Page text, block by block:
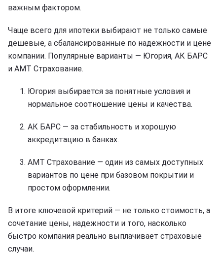
важным фактором.
Чаще всего для ипотеки выбирают не только самые
дешевые, а сбалансированные по надежности и цене
компании. Популярные варианты — Югория, АК БАРС
и АМТ Страхование.
Югория выбирается за понятные условия и
нормальное соотношение цены и качества.
АК БАРС — за стабильность и хорошую
аккредитацию в банках.
АМТ Страхование — один из самых доступных
вариантов по цене при базовом покрытии и
простом оформлении.
В итоге ключевой критерий — не только стоимость, а
сочетание цены, надежности и того, насколько
быстро компания реально выплачивает страховые
случаи.